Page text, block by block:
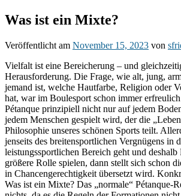
Was ist ein Mixte?
Veröffentlicht am November 15, 2023 von
Vielfalt ist eine Bereicherung – und
Herausforderung. Die Frage, wie alt, jung,
jemand ist, welche Hautfarbe, Religion oder
hat, war im Boulesport schon immer
Pétanque prinzipiell nicht nur auf jedem
jedem Menschen gespielt wird, der die
Philosophie unseres schönen Sports teilt.
jenseits des breitensportlichen Vergnügens in
leistungssportlichen Bereich geht und deshalb
größere Rolle spielen, dann stellt sich schon
in Chancengerechtigkeit übersetzt wird.
Was ist ein Mixte? Das „normale“ Pétanque-